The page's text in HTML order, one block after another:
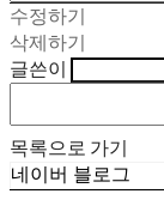
수정하기
삭제하기
글쓴이
목록으로 가기
네이버 블로그